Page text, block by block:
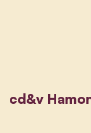
cd&v